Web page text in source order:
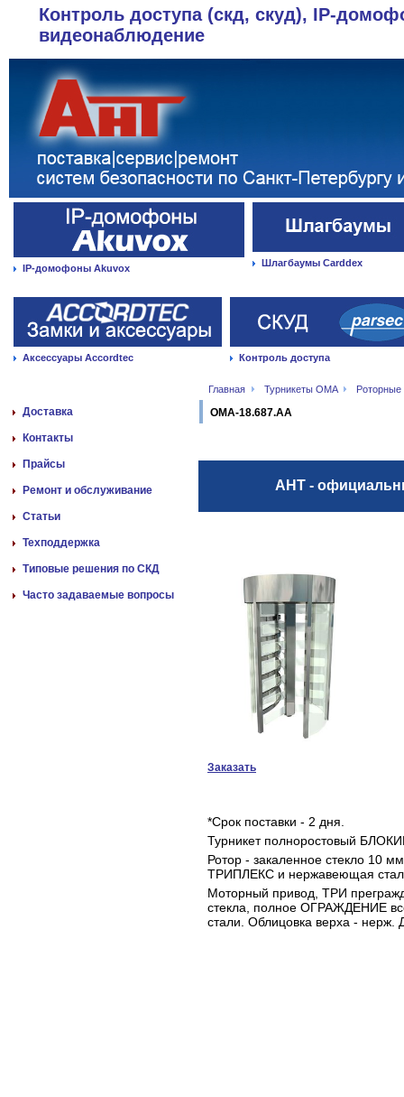
Контроль доступа (скд, скуд), IP-
видеонаблюдение
IP-домофоны Akuvox Шлагбаумы Carddex
Аксессуары Accordtec Контроль доступа
Главная Турникеты OMA Роторные
Доставка
Контакты
Прайсы
Ремонт и обслуживание
Статьи
Техподдержка
Типовые решения по СКД
Часто задаваемые вопросы
ОМА-18.687.АА
АНТ -
Заказать
*Срок поставки - 2 дня.
Турникет полноростовый
Ротор - закаленное стекло 10
ТРИПЛЕКС и нержавеющая
Моторный привод, ТРИ
стекла, полное ОГРАЖДЕНИЕ
стали. Облицовка верха -